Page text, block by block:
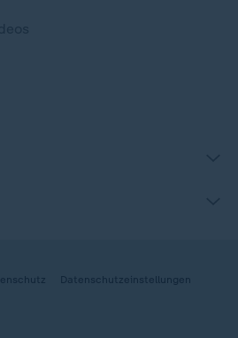
Datenschutzeinstellungen